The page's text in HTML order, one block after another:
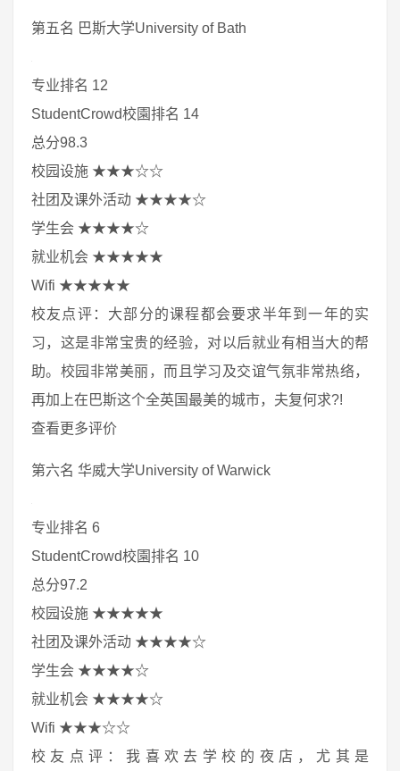
第五名 巴斯大学University of Bath
专业排名 12
StudentCrowd校園排名 14
总分98.3
校园设施 ★★★☆☆
社团及课外活动 ★★★★☆
学生会 ★★★★☆
就业机会 ★★★★★
Wifi ★★★★★
校友点评：大部分的课程都会要求半年到一年的实
习，这是非常宝贵的经验，对以后就业有相当大的帮
助。校园非常美丽，而且学习及交谊气氛非常热络，
再加上在巴斯这个全英国最美的城市，夫复何求?!
查看更多评价
第六名 华威大学University of Warwick
专业排名 6
StudentCrowd校園排名 10
总分97.2
校园设施 ★★★★★
社团及课外活动 ★★★★☆
学生会 ★★★★☆
就业机会 ★★★★☆
Wifi ★★★☆☆
校友点评：我喜欢去学校的夜店，尤其是